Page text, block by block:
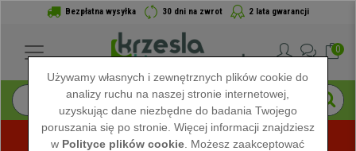
Bezpłatna wysyłka 30 dni na zwrot 2 lata gwarancji
0
Używamy własnych i zewnętrznych plików cookie do
analizy ruchu na naszej stronie internetowej,
uzyskując dane niezbędne do badania Twojego
poruszania się po stronie. Więcej informacji znajdziesz
w Polityce plików cookie . Możesz zaakceptować